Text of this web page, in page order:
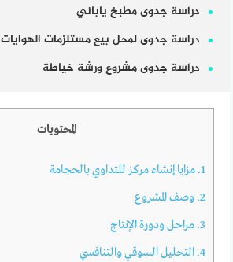
دراسة جدوى مطبخ ياباني
دراسة جدوى لمحل بيع مستلزمات الهوايات
دراسة جدوى مشروع ورشة خياطة
المحتويات
1. مزايا إنشاء مركز للتداوي بالحجامة
2. وصف المشروع
3. مراحل ودورة الإنتاج
4. التحليل السوقي والتنافسي